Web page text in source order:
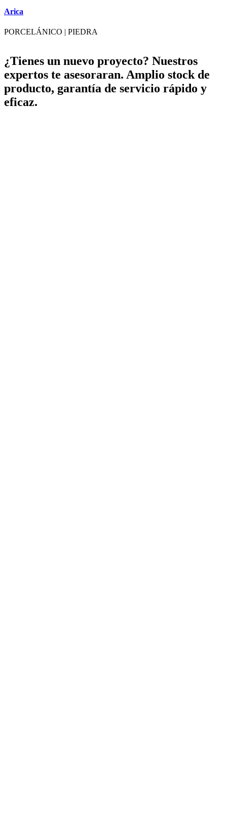
Arica
PORCELÁNICO | PIEDRA
¿Tienes un nuevo proyecto? Nuestros
expertos te asesoraran. Amplio stock de
producto, garantía de servicio rápido y
eficaz.